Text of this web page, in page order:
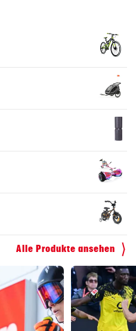
Alle Produkte ansehen